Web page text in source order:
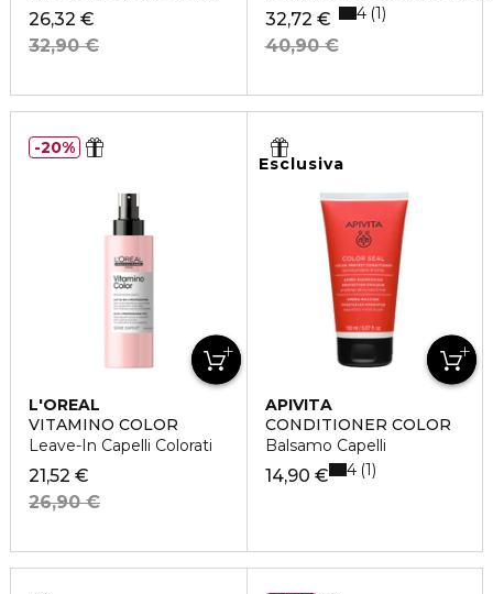
26,32 €
32,90 €
32,72 €
40,90 €
4 1
L'OREAL
PROFESSIONNEL
VITAMINO COLOR
Leave-In Capelli Colorati
21,52 €
26,90 €
20%
Esclusiva
APIVITA
CONDITIONER COLOR
Balsamo Capelli
14,90 € 4 1